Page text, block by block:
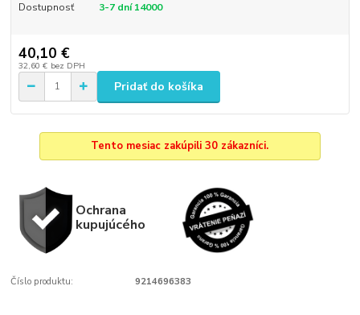
Dostupnosť 3-7 dní 14000
40,10 €
32,60 € bez DPH
Pridať do košíka
Tento mesiac zakúpili 30 zákazníci.
Ochrana
kupujúcého
Číslo produktu: 9214696383